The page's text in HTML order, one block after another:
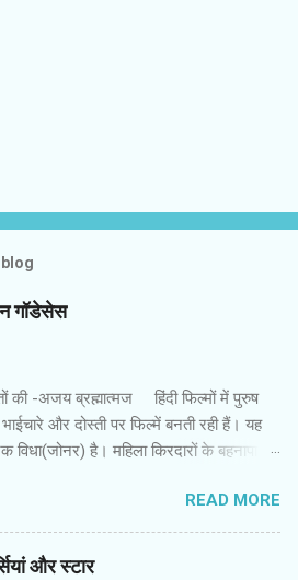
गॉडेसेस
की -अजय ब्रह्मात्‍मज हिंदी फिल्‍मों में पुरुष
और दोस्‍ती पर फिल्‍में बनती रही हैं। यह
है। महिला किरदारों के बहनापा
एंग्री इंडियन गॉडेसेस ’ एक अच्‍छी कोशिश है। इस
महिला किरदार हैं। उनकी पृष्‍ठभूमि अलग और
हैं। कॉलेज में कभी साथ रहीं लड़कियां गोवा में
READ MORE
और स्‍टार